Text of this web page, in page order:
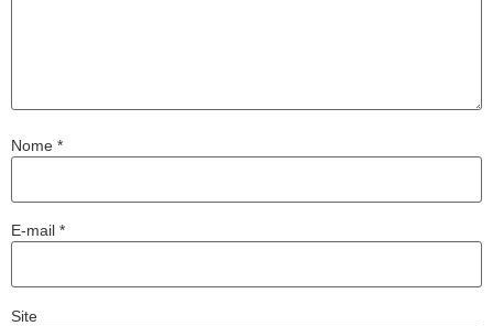
Nome *
E-mail *
Site